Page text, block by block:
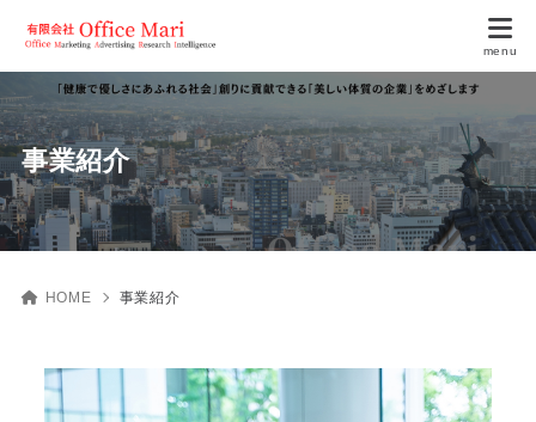
事業紹介
HOME 事業紹介